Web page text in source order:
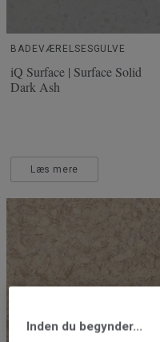
BADEVÆRELSESGULVE
iQ Surface | Surface Solid
Dark Ash
Læs mere
Inden du begynder...